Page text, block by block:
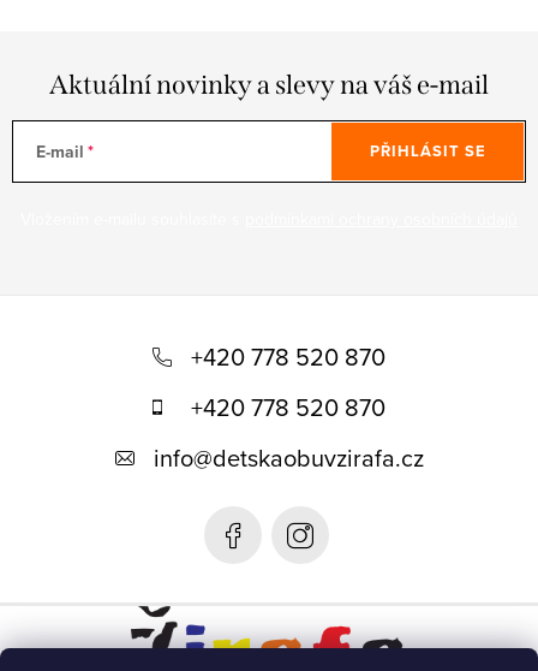
Aktuální novinky a slevy na váš e-mail
E-mail PŘIHLÁSIT SE
+420 778 520 870
+420 778 520 870
info@detskaobuvzirafa.cz